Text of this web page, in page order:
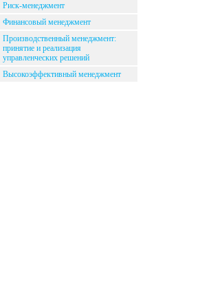
Риск-менеджмент
Финансовый менеджмент
Производственный менеджмент:
принятие и реализация
управленческих решений
Высокоэффективный менеджмент